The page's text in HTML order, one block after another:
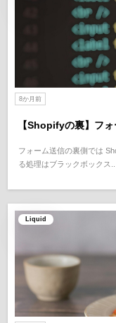
8か月前
【Shopifyの裏】フ
フォーム送信の裏側では
る処理はブラックボックス..
Liquid